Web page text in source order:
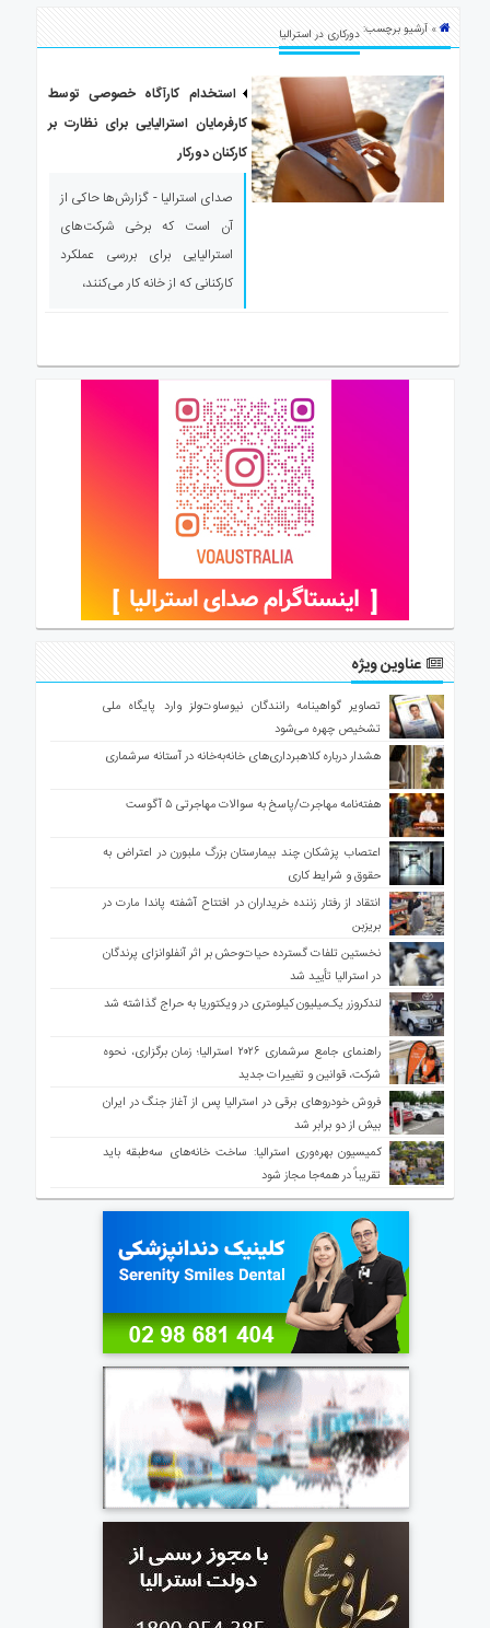
استرالیا
ارتباط
» آرشیو برچسب:دورکاری در استرالیا
استخدام کارآگاه خصوصی توسط
کارفرمایان استرالیایی برای نظارت بر
کارکنان دورکار
صدای استرالیا - گزارش‌ها حاکی از
آن است که برخی شرکت‌های
استرالیایی برای بررسی عملکرد
کارکنانی که از خانه کار می‌کنند،
عناوین ویژه
تصاویر گواهینامه رانندگان نیوساوت‌ولز وارد پایگاه ملی
تشخیص چهره می‌شود
هشدار درباره کلاهبرداری‌های خانه‌به‌خانه در آستانه سرشماری
هفته‌نامه مهاجرت/پاسخ به سوالات مهاجرتی ۵ آگوست
اعتصاب پزشکان چند بیمارستان بزرگ ملبورن در اعتراض به
حقوق و شرایط کاری
انتقاد از رفتار زننده خریداران در افتتاح آشفته پاندا مارت در
بریزبن
نخستین تلفات گسترده حیات‌وحش بر اثر آنفلوانزای پرندگان
در استرالیا تأیید شد
لندکروزر یک‌میلیون کیلومتری در ویکتوریا به حراج گذاشته شد
راهنمای جامع سرشماری ۲۰۲۶ استرالیا؛ زمان برگزاری، نحوه
شرکت، قوانین و تغییرات جدید
فروش خودروهای برقی در استرالیا پس از آغاز جنگ در ایران
بیش از دو برابر شد
کمیسیون بهره‌وری استرالیا: ساخت خانه‌های سه‌طبقه باید
تقریباً در همه‌جا مجاز شود